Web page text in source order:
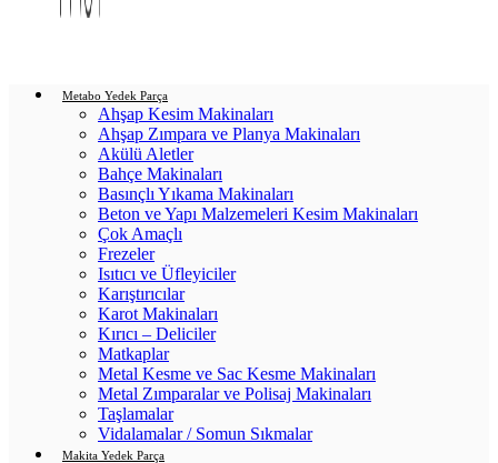
Metabo Yedek Parça
Ahşap Kesim Makinaları
Ahşap Zımpara ve Planya Makinaları
Akülü Aletler
Bahçe Makinaları
Basınçlı Yıkama Makinaları
Beton ve Yapı Malzemeleri Kesim Makinaları
Çok Amaçlı
Frezeler
Isıtıcı ve Üfleyiciler
Karıştırıcılar
Karot Makinaları
Kırıcı – Deliciler
Matkaplar
Metal Kesme ve Sac Kesme Makinaları
Metal Zımparalar ve Polisaj Makinaları
Taşlamalar
Vidalamalar / Somun Sıkmalar
Makita Yedek Parça